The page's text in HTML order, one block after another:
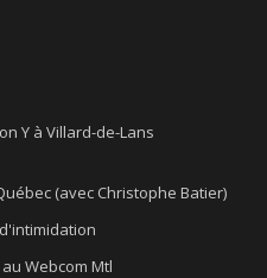
Y à Villard-de-Lans
(avec Christophe Batier)
Webcom Mtl